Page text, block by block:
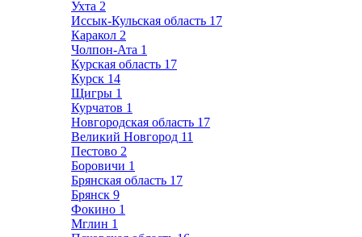
Ухта 2
Иссык-Кульская область 17
Каракол 2
Чолпон-Ата 1
Курская область 17
Курск 14
Щигры 1
Курчатов 1
Новгородская область 17
Великий Новгород 11
Пестово 2
Боровичи 1
Брянская область 17
Брянск 9
Фокино 1
Мглин 1